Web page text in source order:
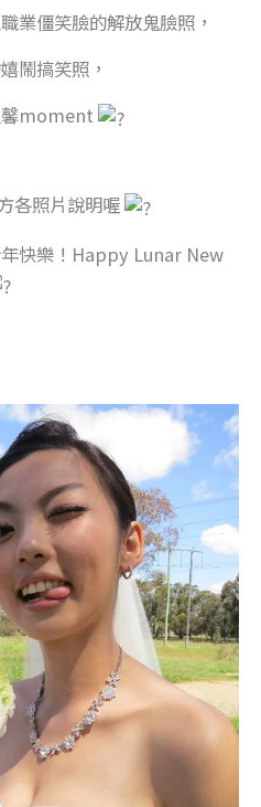
業僵笑臉的解放鬼臉照，
鬧搞笑照，
馨moment
各照片說明喔
快樂！Happy Lunar New